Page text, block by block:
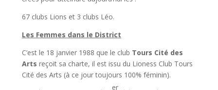
67 clubs Lions et 3 clubs Léo.
Les Femmes dans le District
C’est le 18 janvier 1988 que le club Tours Cité des
Arts reçoit sa charte, il est issu du Lioness Club Tours
Cité des Arts (à ce jour toujours 100% féminin).
er